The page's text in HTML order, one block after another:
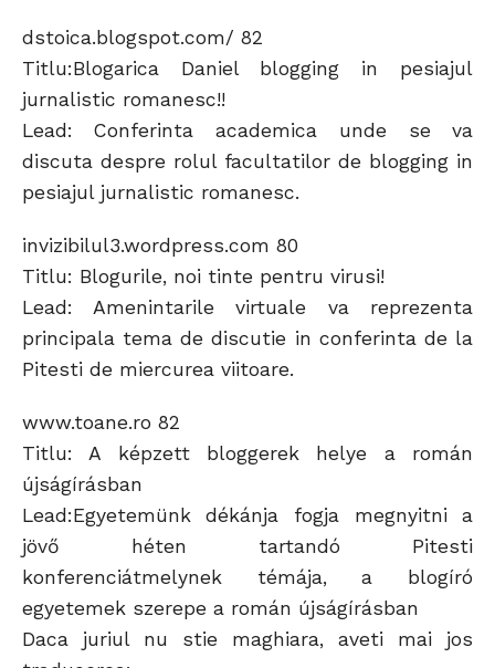
dstoica.blogspot.com/ 82
Titlu:Blogarica Daniel blogging in pesiajul
jurnalistic romanesc!!
Lead: Conferinta academica unde se va
discuta despre rolul facultatilor de blogging in
pesiajul jurnalistic romanesc.
invizibilul3.wordpress.com 80
Titlu: Blogurile, noi tinte pentru virusi!
Lead: Amenintarile virtuale va reprezenta
principala tema de discutie in conferinta de la
Pitesti de miercurea viitoare.
www.toane.ro 82
Titlu: A képzett bloggerek helye a román
újságírásban
Lead:Egyetemünk dékánja fogja megnyitni a
jövő héten tartandó Pitesti
konferenciátmelynek témája, a blogíró
egyetemek szerepe a román újságírásban
Daca juriul nu stie maghiara, aveti mai jos